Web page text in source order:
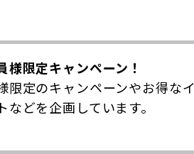
限定キャンペーン！
限定のキャンペーンやお得なイ
などを企画しています。